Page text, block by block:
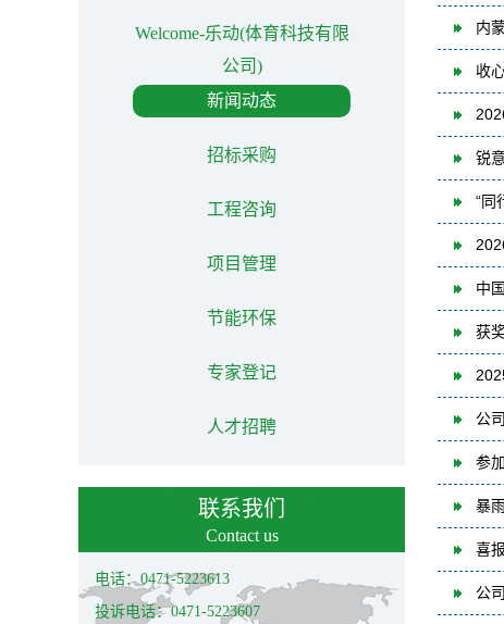
Welcome-乐动(体育科技有限
公司)
新闻动态
招标采购
工程咨询
项目管理
节能环保
专家登记
人才招聘
联系我们
Contact us
电话：0471-5223613
投诉电话：0471-5223607
内
收
锐
“同
中
获
公
参
暴
喜
公